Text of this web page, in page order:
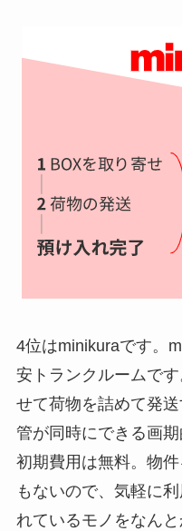
4位はminikuraです。
安トランクルームで
せて荷物を詰めて発
管が同時にできる画
初期費用は無料。物
もないので、気軽に
れているモノをなん